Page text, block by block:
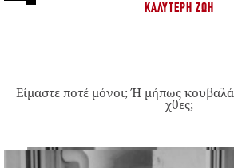
ΚΑΛΎΤΕΡΗ ΖΩΉ
Είμαστε ποτέ μόνοι; Ή μήπως
χθες;